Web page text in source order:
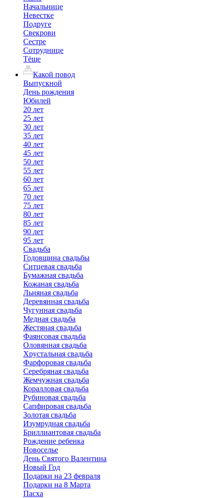
Начальнице
Невестке
Подруге
Свекрови
Сестре
Сотруднице
Тёще
Какой повод
Выпускной
День рождения
Юбилей
20 лет
25 лет
30 лет
35 лет
40 лет
45 лет
50 лет
55 лет
60 лет
65 лет
70 лет
75 лет
80 лет
85 лет
90 лет
95 лет
Свадьба
Годовщина свадьбы
Ситцевая свадьба
Бумажная свадьба
Кожаная свадьба
Льняная свадьба
Деревянная свадьба
Чугунная свадьба
Медная свадьба
Жестяная свадьба
Фаянсовая свадьба
Оловянная свадьба
Хрустальная свадьба
Фарфоровая свадьба
Серебряная свадьба
Жемчужная свадьба
Коралловая свадьба
Рубиновая свадьба
Сапфировая свадьба
Золотая свадьба
Изумрудная свадьба
Бриллиантовая свадьба
Рождение ребенка
Новоселье
День Святого Валентина
Новый Год
Подарки на 23 февраля
Подарки на 8 Марта
Пасха